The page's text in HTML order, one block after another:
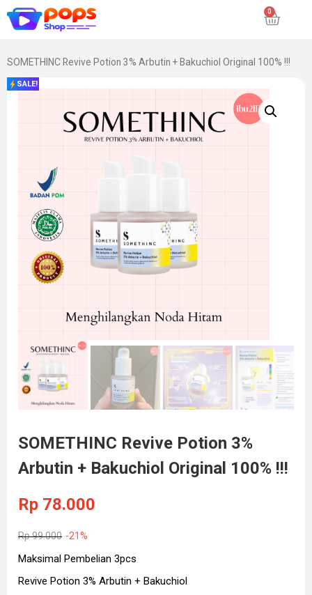
SOMETHINC Revive Potion 3% Arbutin + Bakuchiol Original 100% !!!
SALE!
SOMETHINC Revive Potion 3%
Arbutin + Bakuchiol Original 100% !!!
Rp 78.000
Rp99.000 -21%
Maksimal Pembelian 3pcs
Revive Potion 3% Arbutin + Bakuchiol